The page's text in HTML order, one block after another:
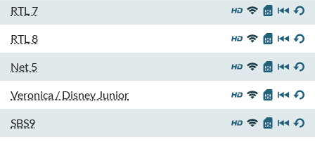
RTL 7
RTL 8
Net 5
Veronica / Disney Junior
SBS9